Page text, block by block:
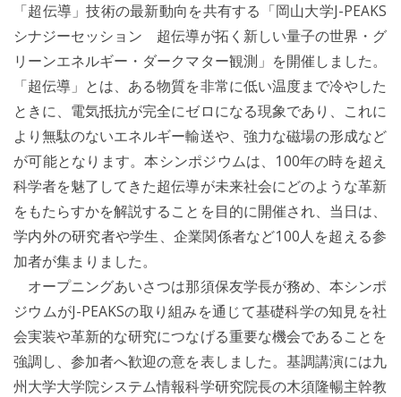
「超伝導」技術の最新動向を共有する「岡山大学J-PEAKS
シナジーセッション 超伝導が拓く新しい量子の世界・グ
リーンエネルギー・ダークマター観測」を開催しました。
「超伝導」とは、ある物質を非常に低い温度まで冷やした
ときに、電気抵抗が完全にゼロになる現象であり、これに
より無駄のないエネルギー輸送や、強力な磁場の形成など
が可能となります。本シンポジウムは、100年の時を超え
科学者を魅了してきた超伝導が未来社会にどのような革新
をもたらすかを解説することを目的に開催され、当日は、
学内外の研究者や学生、企業関係者など100人を超える参
加者が集まりました。
オープニングあいさつは那須保友学長が務め、本シンポ
ジウムがJ-PEAKSの取り組みを通じて基礎科学の知見を社
会実装や革新的な研究につなげる重要な機会であることを
強調し、参加者へ歓迎の意を表しました。基調講演には九
州大学大学院システム情報科学研究院長の木須隆暢主幹教